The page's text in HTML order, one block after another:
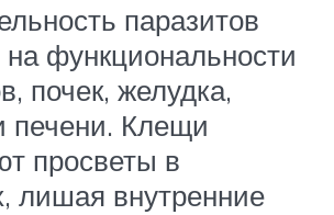
паразитов
на функциональности
почек, желудка,
печени. Клещи
просветы в
лишая внутренние